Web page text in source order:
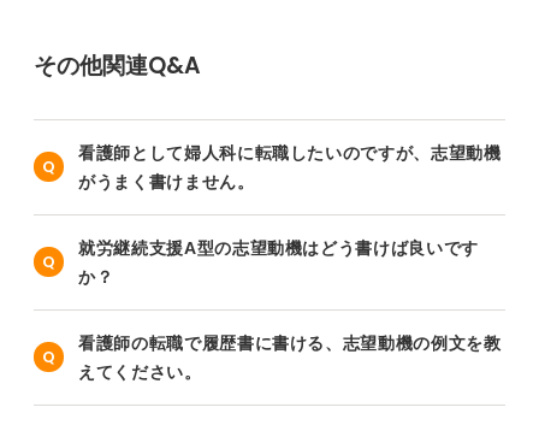
その他関連Q&A
看護師として婦人科に転職したいのですが、志望動機
がうまく書けません。
就労継続支援A型の志望動機はどう書けば良いです
か？
看護師の転職で履歴書に書ける、志望動機の例文を教
えてください。